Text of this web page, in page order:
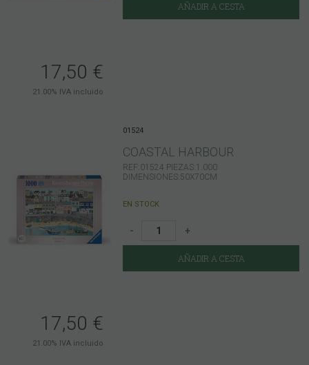
17,50 €
21.00% IVA incluido
AÑADIR A CESTA
17,50 €
21.00% IVA incluido
01524
COASTAL HARBOUR
REF:01524 PIEZAS:1.000
DIMENSIONES:50X70CM
EN STOCK
- +
AÑADIR A CESTA